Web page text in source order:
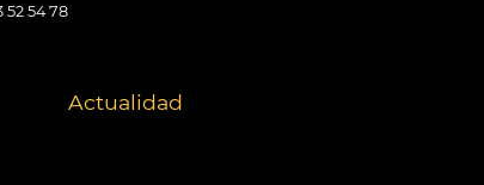
52 54 78
Actualidad